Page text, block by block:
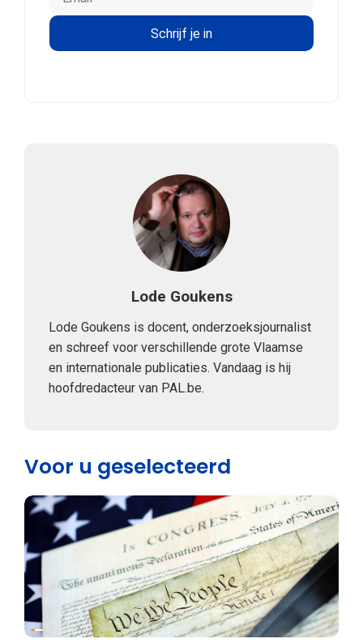
Lode Goukens
Lode Goukens is docent, onderzoeksjournalist
en schreef voor verschillende grote Vlaamse
en internationale publicaties. Vandaag is hij
hoofdredacteur van PAL.be.
Voor u geselecteerd
Geschiedenis